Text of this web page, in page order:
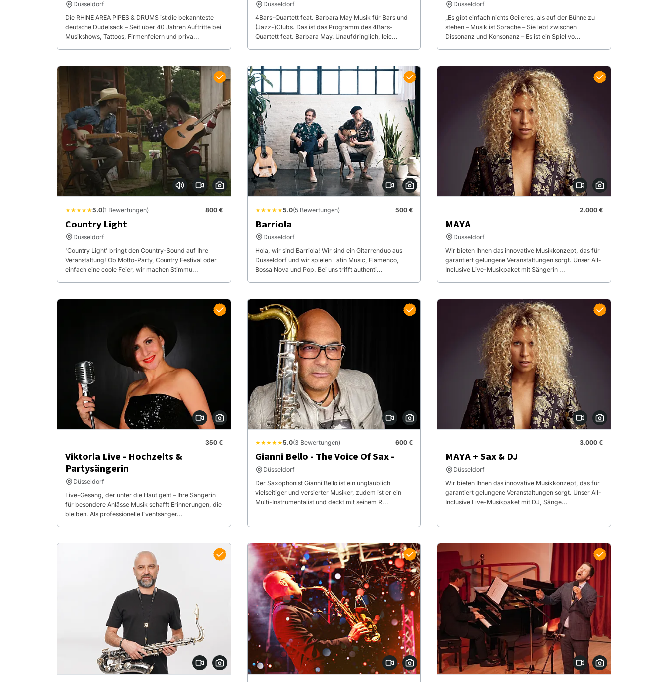
Düsseldorf
Die RHINE AREA PIPES & DRUMS ist die bekannteste
deutsche Dudelsack – Seit über 40 Jahren Auftritte bei
Musikshows, Tattoos, Firmenfeiern und priva...
Düsseldorf
4Bars-Quartett feat. Barbara May Musik für Bars und
(Jazz-)Clubs. Das ist das Programm des 4Bars-
Quartett feat. Barbara May. Unaufdringlich, leic...
Düsseldorf
„Es gibt einfach nichts Geileres, als auf der Bühne zu
stehen – Musik ist Sprache – Sie lebt zwischen
Dissonanz und Konsonanz – Es ist ein Spiel vo...
★★★★★5.0(1 Bewertungen) 800 €
Country Light
Düsseldorf
'Country Light' bringt den Country-Sound auf Ihre
Veranstaltung! Ob Motto-Party, Country Festival oder
einfach eine coole Feier, wir machen Stimmu...
★★★★★5.0(5 Bewertungen) 500 €
Barriola
Düsseldorf
Hola, wir sind Barriola! Wir sind ein Gitarrenduo aus
Düsseldorf und wir spielen Latin Music, Flamenco,
Bossa Nova und Pop. Bei uns trifft authenti...
2.000 €
MAYA
Düsseldorf
Wir bieten Ihnen das innovative Musikkonzept, das für
garantiert gelungene Veranstaltungen sorgt. Unser All-
Inclusive Live-Musikpaket mit Sängerin ...
350 €
Viktoria Live - Hochzeits &
Partysängerin
Düsseldorf
Live-Gesang, der unter die Haut geht – Ihre Sängerin
für besondere Anlässe Musik schafft Erinnerungen, die
bleiben. Als professionelle Eventsänger...
★★★★★5.0(3 Bewertungen) 600 €
Gianni Bello - The Voice Of Sax -
Düsseldorf
Der Saxophonist Gianni Bello ist ein unglaublich
vielseitiger und versierter Musiker, zudem ist er ein
Multi-Instrumentalist und deckt mit seinem R...
3.000 €
MAYA + Sax & DJ
Düsseldorf
Wir bieten Ihnen das innovative Musikkonzept, das für
garantiert gelungene Veranstaltungen sorgt. Unser All-
Inclusive Live-Musikpaket mit DJ, Sänge...